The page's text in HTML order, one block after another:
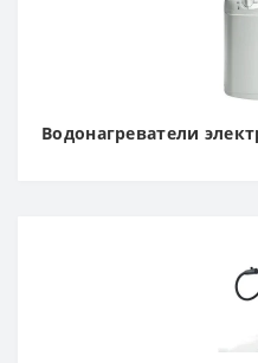
Водонагреватели